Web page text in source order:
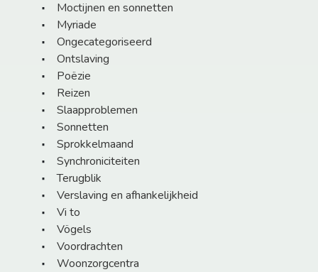
Moctijnen en sonnetten
Myriade
Ongecategoriseerd
Ontslaving
Poëzie
Reizen
Slaapproblemen
Sonnetten
Sprokkelmaand
Synchroniciteiten
Terugblik
Verslaving en afhankelijkheid
Vi to
Vögels
Voordrachten
Woonzorgcentra